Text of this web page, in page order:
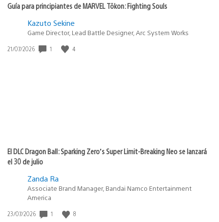
Guía para principiantes de MARVEL Tōkon: Fighting Souls
Kazuto Sekine
Game Director, Lead Battle Designer, Arc System Works
Fecha
21/07/2026 1 4
El DLC Dragon Ball: Sparking Zero’s Super Limit-Breaking Neo se lanzará
el 30 de julio
Zanda Ra
Associate Brand Manager, Bandai Namco Entertainment
America
Fecha
23/07/2026 1 8